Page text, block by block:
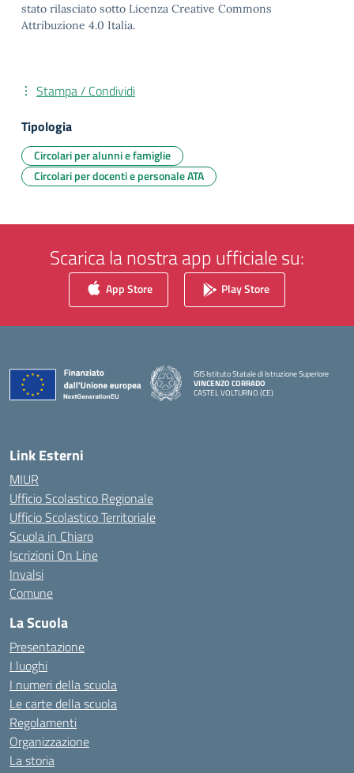
stato rilasciato sotto Licenza Creative Commons
Attribuzione 4.0 Italia.
Stampa / Condividi
Tipologia
Circolari per alunni e famiglie
Circolari per docenti e personale ATA
Scarica la nostra app ufficiale su:
App Store Play Store
ISIS Istituto Statale di Istruzione Superiore
VINCENZO CORRADO
CASTEL VOLTURNO (CE)
Link Esterni
MIUR
Ufficio Scolastico Regionale
Ufficio Scolastico Territoriale
Scuola in Chiaro
Iscrizioni On Line
Invalsi
Comune
La Scuola
Presentazione
I luoghi
I numeri della scuola
Le carte della scuola
Regolamenti
Organizzazione
La storia